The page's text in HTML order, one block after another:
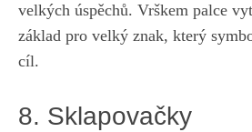
velkých úspěchů. Vrškem palce
základ pro⁣ velký znak, který
cíl.
8. ⁢Sklapovačky